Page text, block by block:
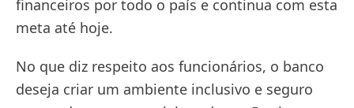
financeiros por todo o país e continua com esta
meta até hoje.
No que diz respeito aos funcionários, o banco
deseja criar um ambiente inclusivo e seguro